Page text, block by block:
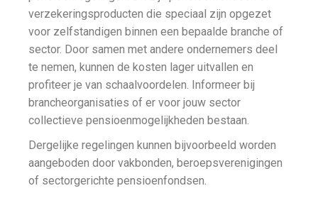
verzekeringsproducten die speciaal zijn opgezet
voor zelfstandigen binnen een bepaalde branche of
sector. Door samen met andere ondernemers deel
te nemen, kunnen de kosten lager uitvallen en
profiteer je van schaalvoordelen. Informeer bij
brancheorganisaties of er voor jouw sector
collectieve pensioenmogelijkheden bestaan.
Dergelijke regelingen kunnen bijvoorbeeld worden
aangeboden door vakbonden, beroepsverenigingen
of sectorgerichte pensioenfondsen.